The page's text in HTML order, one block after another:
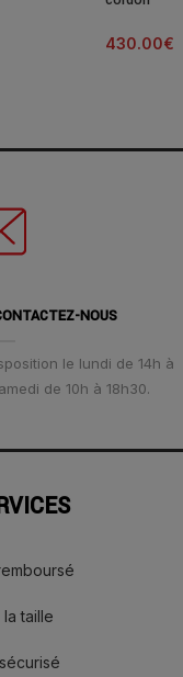
430.00€
NOUS
le lundi de 14h à
de 10h à 18h30.
taille